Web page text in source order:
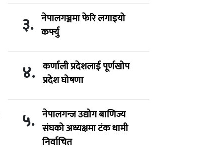
३. नेपालगञ्जमा फेरि लगाइयो
कर्फ्यु
४. कर्णाली प्रदेशलाई पूर्णखोप
प्रदेश घोषणा
५. नेपालगन्ज उद्योग बाणिज्य
संघको अध्यक्षमा टंक धामी
निर्वाचित